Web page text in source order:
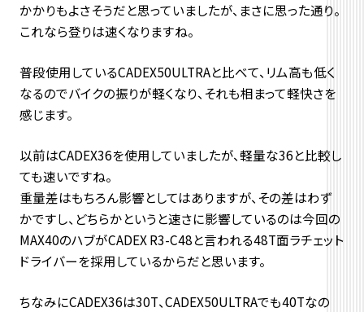
かかりもよさそうだと思っていましたが、まさに思った通り。
これなら登りは速くなりますね。
普段使用しているCADEX50ULTRAと比べて、リム高も低く
なるのでバイクの振りが軽くなり、それも相まって軽快さを
感じます。
以前はCADEX36を使用していましたが、軽量な36と比較し
ても速いですね。
重量差はもちろん影響としてはありますが、その差はわず
かですし、どちらかというと速さに影響しているのは今回の
MAX40のハブがCADEX R3-C48と言われる48T面ラチェット
ドライバーを採用しているからだと思います。
ちなみにCADEX36は30T、CADEX50ULTRAでも40Tなの